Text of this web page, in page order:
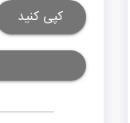
کپی کنید